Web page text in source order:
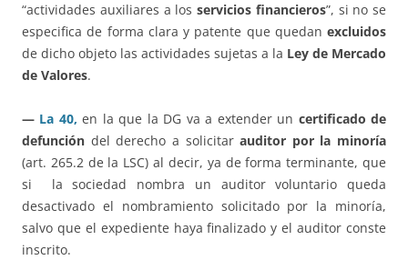
“actividades auxiliares a los servicios financieros”, si no se
especifica de forma clara y patente que quedan excluidos
de dicho objeto las actividades sujetas a la Ley de Mercado
de Valores.
— La 40, en la que la DG va a extender un certificado de
defunción del derecho a solicitarauditor por la minoría
(art. 265.2 de la LSC) al decir, ya de forma terminante, que
si la sociedad nombra un auditor voluntario queda
desactivado el nombramiento solicitado por la minoría,
salvo que el expediente haya finalizado y el auditor conste
inscrito.